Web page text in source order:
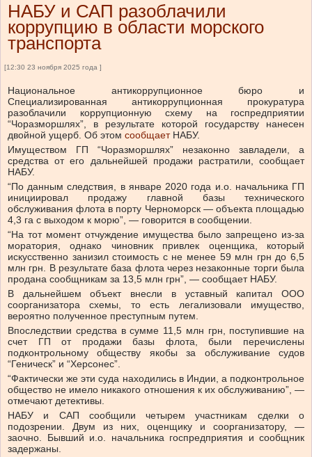
НАБУ и САП разоблачили
коррупцию в области морского
транспорта
[12:30 23 ноября 2025 года ]
Национальное антикоррупционное бюро и
Специализированная антикоррупционная прокуратура
разоблачили коррупционную схему на госпредприятии
“Чоразморшлях”, в результате которой государству нанесен
двойной ущерб. Об этом сообщает НАБУ.
Имуществом ГП “Чоразморшлях” незаконно завладели, а
средства от его дальнейшей продажи растратили, сообщает
НАБУ.
“По данным следствия, в январе 2020 года и.о. начальника ГП
инициировал продажу главной базы технического
обслуживания флота в порту Черноморск — объекта площадью
4,3 га с выходом к морю”, — говорится в сообщении.
“На тот момент отчуждение имущества было запрещено из-за
моратория, однако чиновник привлек оценщика, который
искусственно занизил стоимость с не менее 59 млн грн до 6,5
млн грн. В результате база флота через незаконные торги была
продана сообщникам за 13,5 млн грн”, — сообщает НАБУ.
В дальнейшем объект внесли в уставный капитал ООО
соорганизатора схемы, то есть легализовали имущество,
вероятно полученное преступным путем.
Впоследствии средства в сумме 11,5 млн грн, поступившие на
счет ГП от продажи базы флота, были перечислены
подконтрольному обществу якобы за обслуживание судов
“Геническ” и “Херсонес”.
“Фактически же эти суда находились в Индии, а подконтрольное
общество не имело никакого отношения к их обслуживанию”, —
отмечают детективы.
НАБУ и САП сообщили четырем участникам сделки о
подозрении. Двум из них, оценщику и соорганизатору, —
заочно. Бывший и.о. начальника госпредприятия и сообщник
задержаны.